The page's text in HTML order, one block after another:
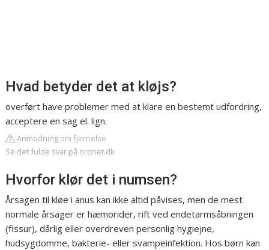
Hvad betyder det at kløjs?
overført have problemer med at klare en bestemt udfordring,
acceptere en sag el. lign.
Anmodning om fjernelse
Se det fulde svar på ordnet.dk
Hvorfor klør det i numsen?
Årsagen til kløe i anus kan ikke altid påvises, men de mest
normale årsager er hæmorider, rift ved endetarmsåbningen
(fissur), dårlig eller overdreven personlig hygiejne,
hudsygdomme, bakterie- eller svampeinfektion. Hos børn kan